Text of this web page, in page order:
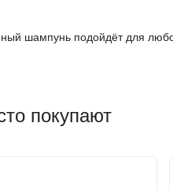
шампунь подойдёт для
покупают